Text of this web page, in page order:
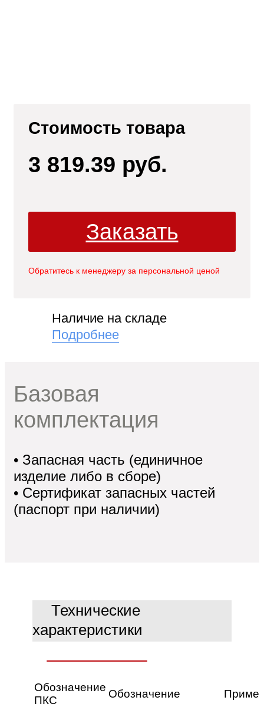
Стоимость товара
3 819.39 руб.
Заказать
Обратитесь к менеджеру за персональной ценой
Наличие на складе
Подробнее
Базовая
комплектация
• Запасная часть (единичное
изделие либо в сборе)
• Сертификат запасных частей
(паспорт при наличии)
Технические
характеристики
Обозначение
ПКС
Обозначение